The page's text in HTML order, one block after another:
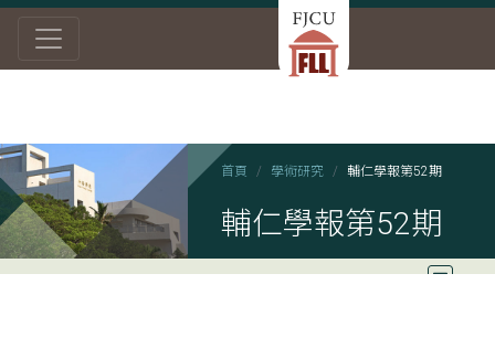
首頁 學術研究 輔仁學報第52期
輔仁學報第52期